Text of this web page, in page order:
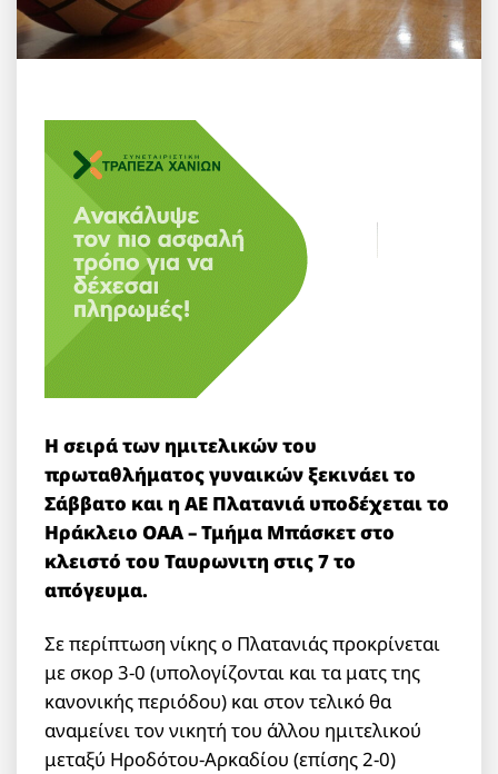
Η σειρά των ημιτελικών του
πρωταθλήματος γυναικών ξεκινάει το
Σάββατο και η ΑΕ Πλατανιά υποδέχεται το
Ηράκλειο ΟΑΑ – Τμήμα Μπάσκετ στο
κλειστό του Ταυρωνιτη στις 7 το
απόγευμα.
Σε περίπτωση νίκης ο Πλατανιάς προκρίνεται
με σκορ 3-0 (υπολογίζονται και τα ματς της
κανονικής περιόδου) και στον τελικό θα
αναμείνει τον νικητή του άλλου ημιτελικού
μεταξύ Ηροδότου-Αρκαδίου (επίσης 2-0)